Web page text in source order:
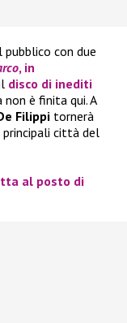
pubblico con due
, in
disco di inediti
non è finita qui. A
Filippi tornerà
città del
al posto di